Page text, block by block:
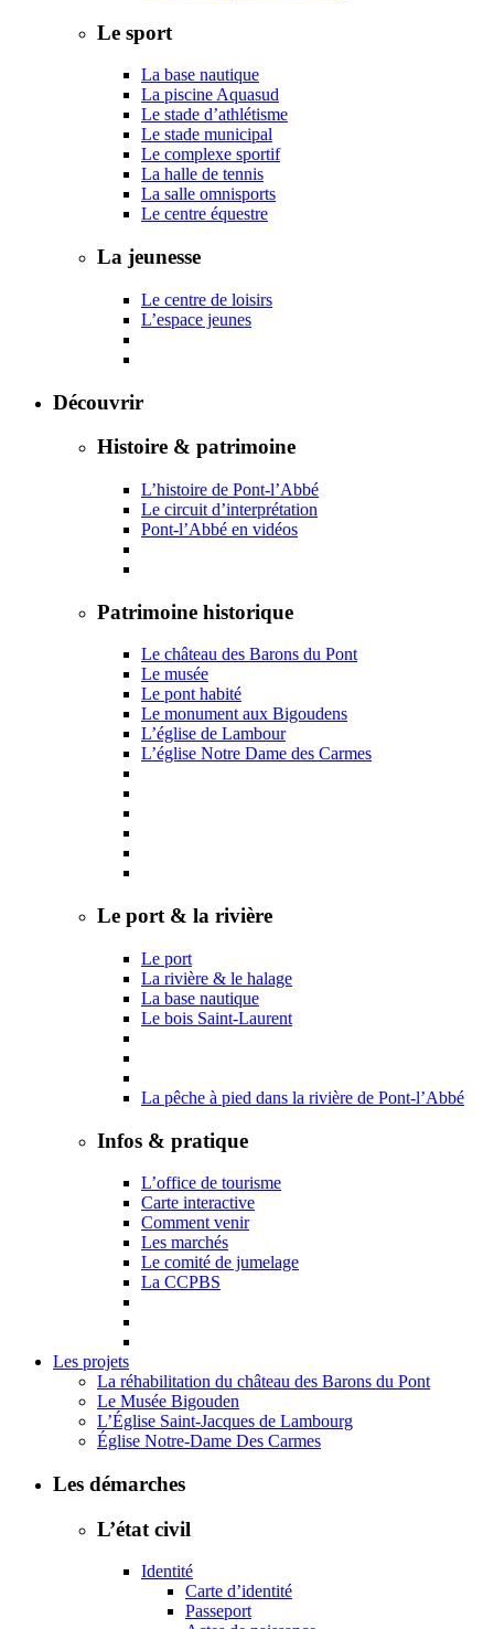
Le sport
La base nautique
La piscine Aquasud
Le stade d’athlétisme
Le stade municipal
Le complexe sportif
La halle de tennis
La salle omnisports
Le centre équestre
La jeunesse
Le centre de loisirs
L’espace jeunes
Découvrir
Histoire & patrimoine
L’histoire de Pont-l’Abbé
Le circuit d’interprétation
Pont-l’Abbé en vidéos
Patrimoine historique
Le château des Barons du Pont
Le musée
Le pont habité
Le monument aux Bigoudens
L’église de Lambour
L’église Notre Dame des Carmes
Le port & la rivière
Le port
La rivière & le halage
La base nautique
Le bois Saint-Laurent
La pêche à pied dans la rivière de Pont-l’Abbé
Infos & pratique
L’office de tourisme
Carte interactive
Comment venir
Les marchés
Le comité de jumelage
La CCPBS
Les projets
La réhabilitation du château des Barons du Pont
Le Musée Bigouden
L’Église Saint-Jacques de Lambourg
Église Notre-Dame Des Carmes
Les démarches
L’état civil
Identité
Carte d’identité
Passeport